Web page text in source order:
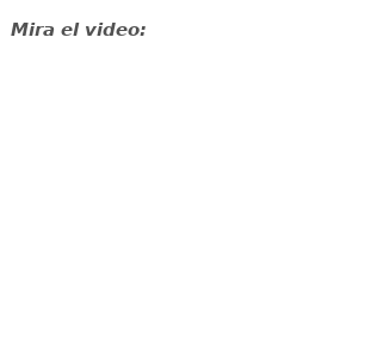
Mira el video: